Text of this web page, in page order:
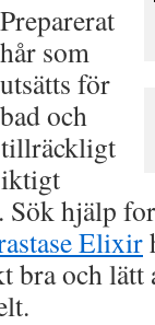
Preparerat
hår som
utsätts för
bad och
tillräckligt
Sök hjälp
Elixir
bra och lätt